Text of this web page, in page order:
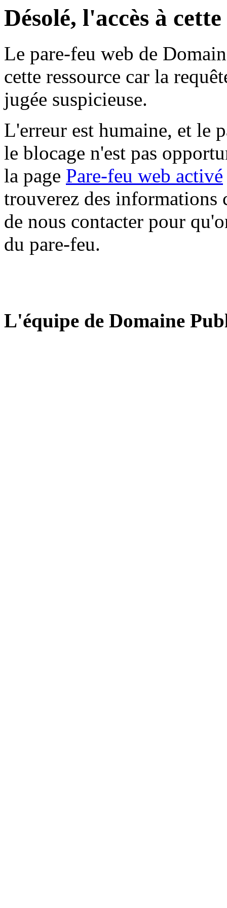
Désolé, l'accès à
Le pare-feu web de
cette ressource car la
jugée suspicieuse.
L'erreur est humaine, et le
le blocage n'est pas
la page Pare-feu web activé
trouverez des informations
de nous contacter pour
du pare-feu.
L'équipe de Domaine